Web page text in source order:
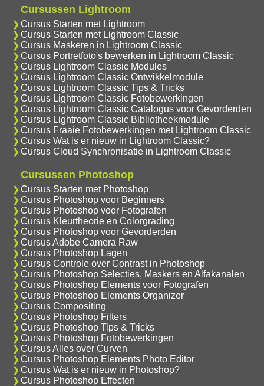
Cursussen Lightroom
Cursus Starten met Lightroom
Cursus Starten met Lightroom Classic
Cursus Maskeren in Lightroom Classic
Cursus Portretfoto's bewerken in Lightroom Classic
Cursus Lightroom Classic Modules
Cursus Lightroom Classic Ontwikkelmodule
Cursus Lightroom Classic Tips & Tricks
Cursus Lightroom Classic Fotobewerkingen
Cursus Lightroom Classic Catalogus voor Gevorderden
Cursus Lightroom Classic Bibliotheekmodule
Cursus Fraaie Fotobewerkingen met Lightroom Classic
Cursus Wat is er nieuw in Lightroom Classic?
Cursus Cloud Synchronisatie in Lightroom Classic
Cursussen Photoshop
Cursus Starten met Photoshop
Cursus Photoshop voor Beginners
Cursus Photoshop voor Fotografen
Cursus Kleurtheorie en Colorgrading
Cursus Photoshop voor Gevorderden
Cursus Adobe Camera Raw
Cursus Photoshop Lagen
Cursus Controle over Contrast in Photoshop
Cursus Photoshop Selecties, Maskers en Alfakanalen
Cursus Photoshop Elements voor Fotografen
Cursus Photoshop Elements Organizer
Cursus Compositing
Cursus Photoshop Filters
Cursus Photoshop Tips & Tricks
Cursus Photoshop Fotobewerkingen
Cursus Alles over Curven
Cursus Photoshop Elements Photo Editor
Cursus Wat is er nieuw in Photoshop?
Cursus Photoshop Effecten